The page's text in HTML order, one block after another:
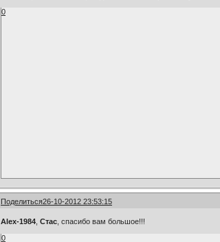
0
Поделиться26-10-2012 23:53:15
Alex-1984 ,Стас , спасибо вам большое!!!
0